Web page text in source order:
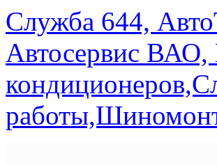
Служба 644,
Автосервис ВАО,